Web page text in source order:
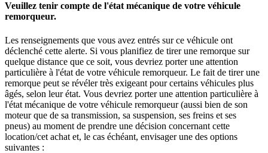
Veuillez tenir compte de l'état mécanique de votre véhicule
remorqueur.
Les renseignements que vous avez entrés sur ce véhicule ont
déclenché cette alerte. Si vous planifiez de tirer une remorque sur
quelque distance que ce soit, vous devriez porter une attention
particulière à l'état de votre véhicule remorqueur. Le fait de tirer une
remorque peut se révéler très exigeant pour certains véhicules plus
âgés, selon leur état. Vous devriez porter une attention particulière à
l'état mécanique de votre véhicule remorqueur (aussi bien de son
moteur que de sa transmission, sa suspension, ses freins et ses
pneus) au moment de prendre une décision concernant cette
location/cet achat et, le cas échéant, envisager une des options
suivantes :